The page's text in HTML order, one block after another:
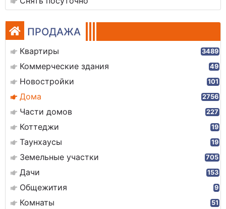
ПРОДАЖА
Квартиры 3489
Коммерческие здания 49
Новостройки 101
Дома 2756
Части домов 227
Коттеджи 19
Таунхаусы 19
Земельные участки 705
Дачи 153
Общежития 9
Комнаты 51